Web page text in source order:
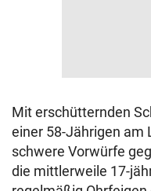
Mit erschütternden
einer 58-Jährigen am
schwere Vorwürfe
die mittlerweile 17-